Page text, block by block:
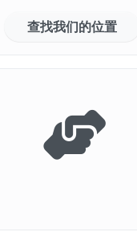
查找我们的位置